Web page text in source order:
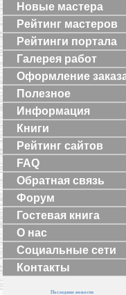
Новые мастера
Рейтинг мастеров
Рейтинги портала
Галерея работ
Оформление
Полезное
Информация
Книги
Рейтинг сайтов
FAQ
Обратная связь
Форум
Гостевая книга
О нас
Социальные сети
Контакты
Последние новости